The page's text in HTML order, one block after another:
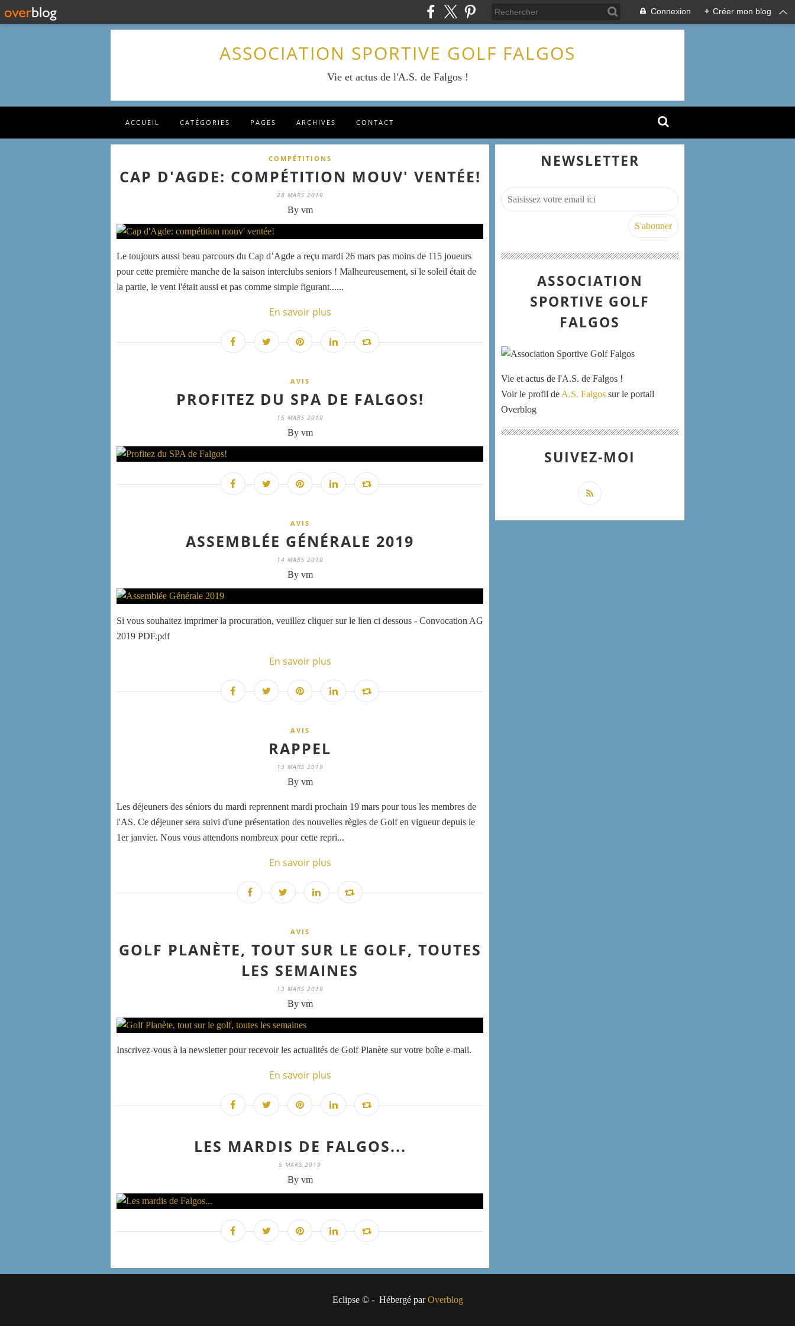
Connexion + Créer mon blog
ASSOCIATION SPORTIVE GOLF FALGOS
Vie et actus de l'A.S. de Falgos !
ACCUEIL CATÉGORIES PAGES ARCHIVES CONTACT
COMPÉTITIONS
CAP D'AGDE: COMPÉTITION MOUV' VENTÉE!
28 MARS 2019
By vm
Le toujours aussi beau parcours du Cap d’Agde a reçu mardi 26 mars pas moins de 115 joueurs
pour cette première manche de la saison interclubs seniors ! Malheureusement, si le soleil était de
la partie, le vent l'était aussi et pas comme simple figurant......
En savoir plus
AVIS
PROFITEZ DU SPA DE FALGOS!
15 MARS 2019
By vm
AVIS
ASSEMBLÉE GÉNÉRALE 2019
14 MARS 2019
By vm
Si vous souhaitez imprimer la procuration, veuillez cliquer sur le lien ci dessous - Convocation AG
2019 PDF.pdf
En savoir plus
AVIS
RAPPEL
13 MARS 2019
By vm
Les déjeuners des séniors du mardi reprennent mardi prochain 19 mars pour tous les membres de
l'AS. Ce déjeuner sera suivi d'une présentation des nouvelles règles de Golf en vigueur depuis le
1er janvier. Nous vous attendons nombreux pour cette repri...
En savoir plus
AVIS
GOLF PLANÈTE, TOUT SUR LE GOLF, TOUTES
LES SEMAINES
13 MARS 2019
By vm
Inscrivez-vous à la newsletter pour recevoir les actualités de Golf Planète sur votre boîte e-mail.
En savoir plus
LES MARDIS DE FALGOS...
5 MARS 2019
By vm
NEWSLETTER
ASSOCIATION
SPORTIVE GOLF
FALGOS
Vie et actus de l'A.S. de Falgos !
Voir le profil de A.S. Falgos sur le portail
Overblog
SUIVEZ-MOI
Eclipse © - Hébergé parOverblog